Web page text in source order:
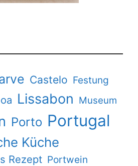
Castelo Festung
Lissabon Museum
Porto Portugal
Küche
Rezept Portwein